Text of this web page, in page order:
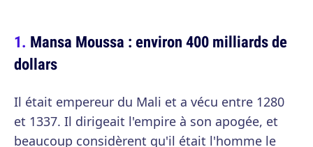
Mansa Moussa : environ 400 milliards de
dollars
Il était empereur du Mali et a vécu entre 1280
et 1337. Il dirigeait l'empire à son apogée, et
beaucoup considèrent qu'il était l'homme le